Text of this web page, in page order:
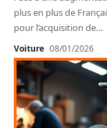
plus en plus de
pour l’acquisition de…
Voiture 08/01/2026